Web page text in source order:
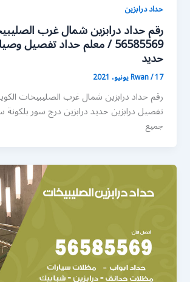
حداد درابزين
رقم حداد درابزين شمال غرب
56585569 / معلم حداد تفصيل
حديد
Rwan/17 يونيو، 2021
رقم حداد درابزين شمال غرب الصليبيخات
تفصيل درابزين حديد درابزين درج سور بلكونة
جميع